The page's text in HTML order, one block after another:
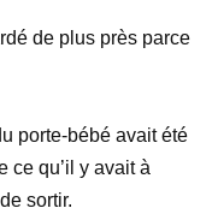
de plus près parce
porte-bébé avait été
ce qu’il y avait à
sortir.